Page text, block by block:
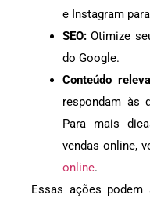
e Instagram
SEO: Otimize
do Google.
Conteúdo
respondam às
Para mais
vendas online,
online.
Essas ações